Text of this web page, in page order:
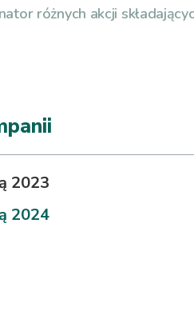
różnych akcji
2023
2024